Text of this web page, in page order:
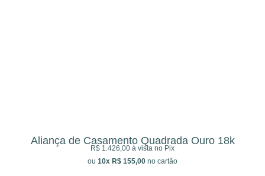
Aliança de Casamento Quadrada Ouro 18k
R$ 1.426,00 à vista no Pix
ou 10x R$ 155,00 no cartão